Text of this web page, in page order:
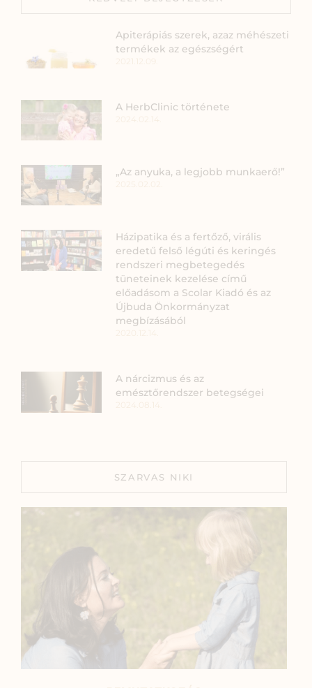
Apiterápiás szerek, azaz méhészeti
termékek az egészségért
A HerbClinic története
„Az anyuka, a legjobb munkaerő!”
Házipatika és a fertőző, virális
eredetű felső légúti és keringés
rendszeri megbetegedés
tüneteinek kezelése című
előadásom a Scolar Kiadó és az
Újbuda Önkormányzat
megbízásából
A nárcizmus és az
emésztőrendszer betegségei
SZARVAS NIKI